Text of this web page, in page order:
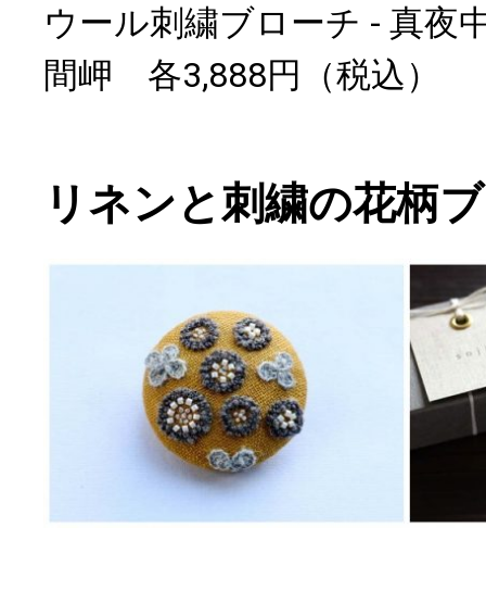
ウール刺繍ブローチ - 真夜
間岬 各3,888円（税込）
リネンと刺繍の花柄